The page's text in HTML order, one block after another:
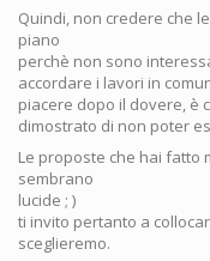
Quindi, non credere che
piano
perchè non sono
accordare i lavori in
piacere dopo il dovere, è
dimostrato di non poter
Le proposte che hai fatto
sembrano
lucide ; )
ti invito pertanto a
sceglieremo.